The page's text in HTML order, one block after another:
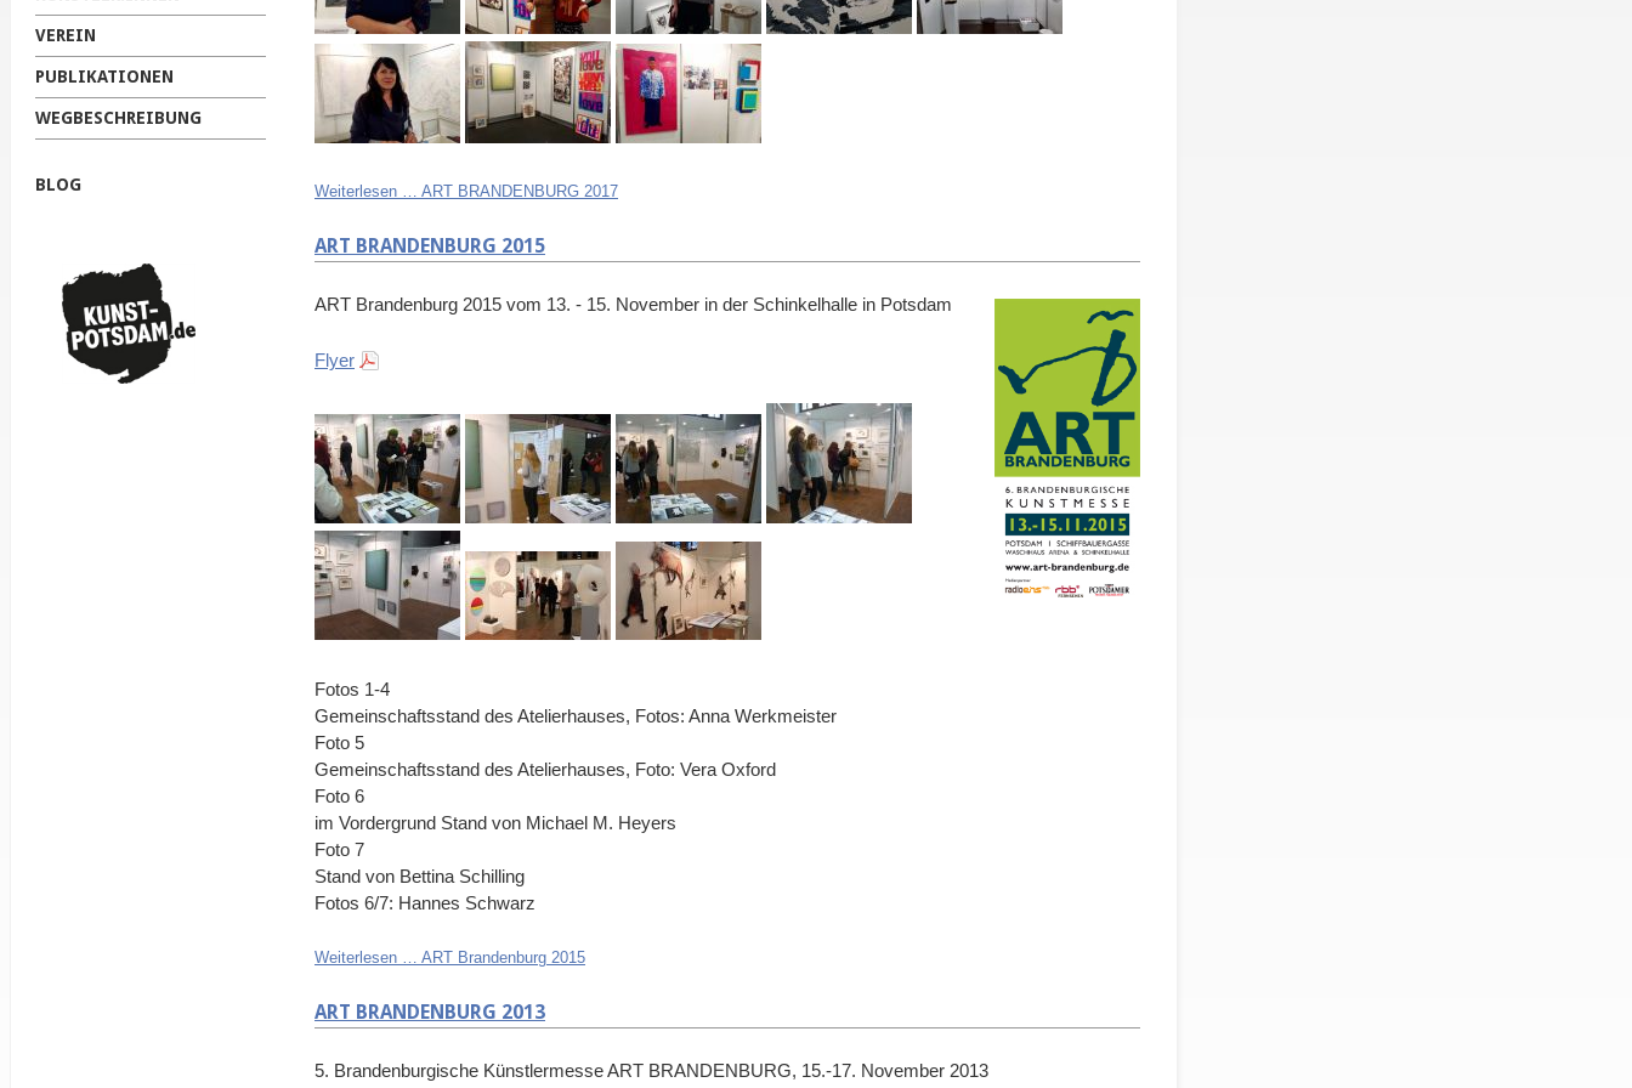
Weiterlesen … ART BRANDENBURG 2017
ART BRANDENBURG 2015
ART Brandenburg 2015 vom 13. - 15. November in der Schinkelhalle in Potsdam
Flyer
Fotos 1-4
Gemeinschaftsstand des Atelierhauses, Fotos: Anna Werkmeister
Foto 5
Gemeinschaftsstand des Atelierhauses, Foto: Vera Oxford
Foto 6
im Vordergrund Stand von Michael M. Heyers
Foto 7
Stand von Bettina Schilling
Fotos 6/7: Hannes Schwarz
Weiterlesen … ART Brandenburg 2015
ART BRANDENBURG 2013
5. Brandenburgische Künstlermesse ART BRANDENBURG, 15.-17. November 2013
VEREIN
PUBLIKATIONEN
WEGBESCHREIBUNG
BLOG